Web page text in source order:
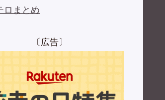
ロまとめ
〔広告〕